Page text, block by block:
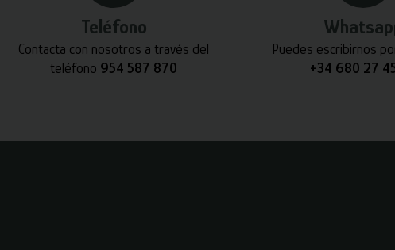
Teléfono
Contacta con nosotros a través del
teléfono 954 587 870
Puedes escribirnos
+34 680 27